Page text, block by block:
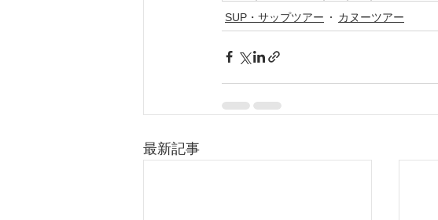
SUP・サップツアー
カヌーツアー
最新記事